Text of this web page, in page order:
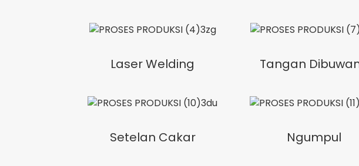
Laser Welding Tangan
Setelan Cakar Ngumpul